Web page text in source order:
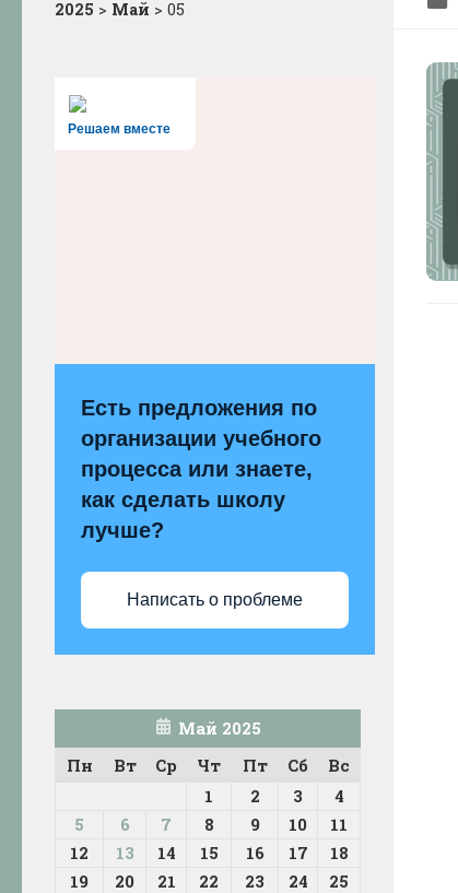
2025 > Май > 05
Решаем вместе
Есть предложения по
организации учебного
процесса или знаете,
как сделать школу
лучше?
Написать о проблеме
Май 2025
Пн
Вт Ср Чт Пт Сб
Вс
1
2 3
4
5
6 7 8 9 10
11
12
13 14 15 16 17
18
19
20 21 22 23 24
25